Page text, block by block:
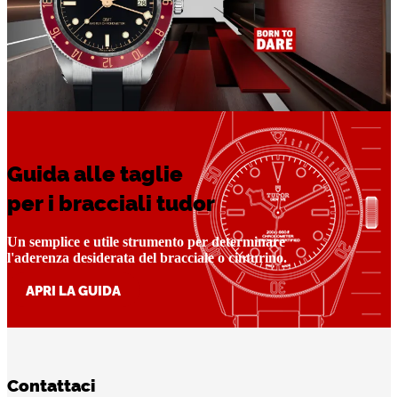
Guida alle taglie
per i bracciali tudor
Un semplice e utile strumento per determinare
l'aderenza desiderata del bracciale o cinturino.
APRI LA GUIDA
Contattaci